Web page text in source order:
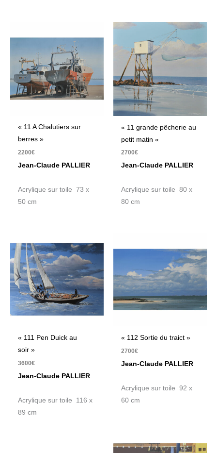
« 11 A Chalutiers sur
berres »
2200€
Jean-Claude PALLIER
Acrylique sur toile 73 x
50 cm
« 11 grande pêcherie au
petit matin «
2700€
Jean-Claude PALLIER
Acrylique sur toile 80 x
80 cm
« 111 Pen Duick au
soir »
3600€
Jean-Claude PALLIER
Acrylique sur toile 116 x
89 cm
« 112 Sortie du traict »
2700€
Jean-Claude PALLIER
Acrylique sur toile 92 x
60 cm